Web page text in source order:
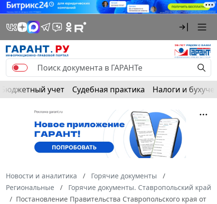
Бюджетный учет Судебная практика Налоги и
Новости и аналитика
Горячие документы
Региональные
Горячие документы. Ставропольский край
Постановление Правительства Ставропольского края от